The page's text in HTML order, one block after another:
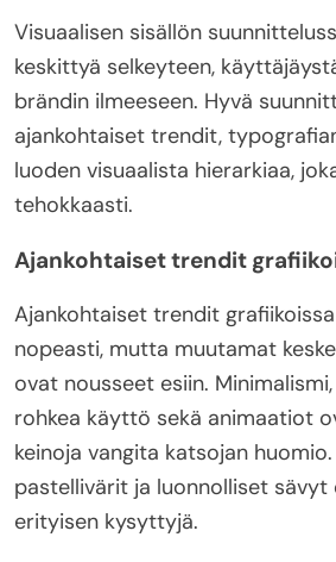
Visuaalisen sisällön
keskittyä selkeyteen,
brändin ilmeeseen. Hyvä
ajankohtaiset trendit,
luoden visuaalista hierarkiaa,
tehokkaasti.
Ajankohtaiset trendit
Ajankohtaiset trendit
nopeasti, mutta muutamat
ovat nousseet esiin.
rohkea käyttö sekä animaatiot
keinoja vangita katsojan
pastellivärit ja luonnolliset sävyt
erityisen kysyttyjä.